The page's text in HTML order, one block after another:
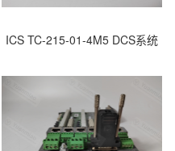
ICS TC-215-01-4M5 DCS系统